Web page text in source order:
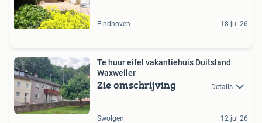
Eindhoven 18 jul 26
Te huur eifel vakantiehuis Duitsland
Waxweiler
Zie omschrijving Details
Swolgen 12 jul 26